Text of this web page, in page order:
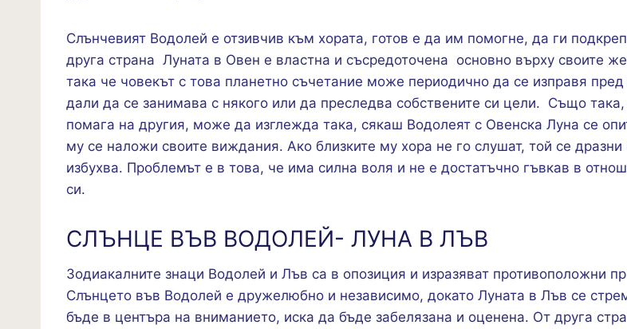
Слънчевият Водолей е отзивчив към хората, готов е да им помогне, да ги
друга страна Луната в Овен е властна и съсредоточена основно върху своите
така че човекът с това планетно съчетание може периодично да се изправя пред
дали да се занимава с някого или да преследва собствените си цели. Също така,
помага на другия, може да изглежда така, сякаш Водолеят с Овенска Луна се
му се наложи своите виждания. Ако близките му хора не го слушат, той се дразни
избухва. Проблемът е в това, че има силна воля и не е достатъчно гъвкав в
си.
СЛЪНЦЕ ВЪВ ВОДОЛЕЙ- ЛУНА В ЛЪВ
Зодиакалните знаци Водолей и Лъв са в опозиция и изразяват противоположни
Слънцето във Водолей е дружелюбно и независимо, докато Луната в Лъв се
бъде в центъра на вниманието, иска да бъде забелязана и оценена. От друга